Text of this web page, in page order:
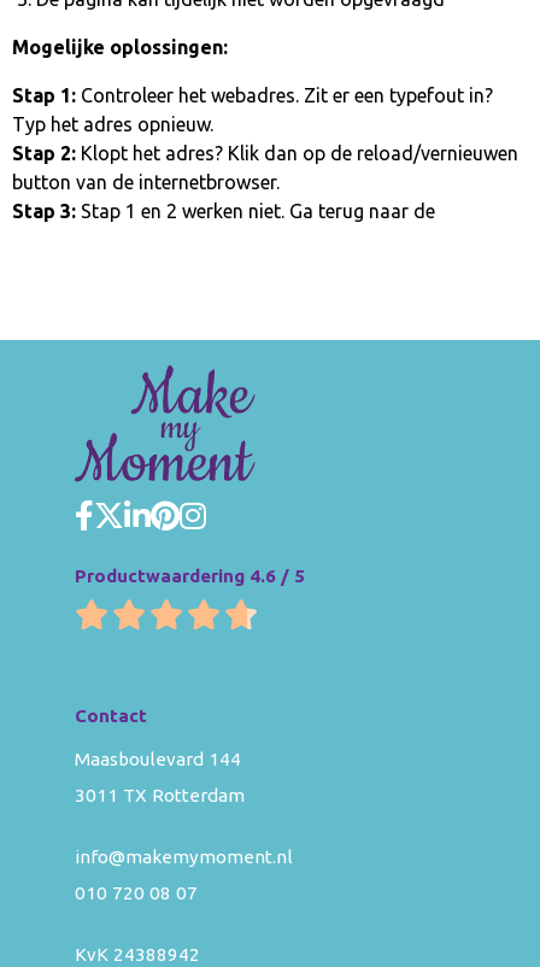
Mogelijke oplossingen:
Stap 1: Controleer het webadres. Zit er een typefout in?
Typ het adres opnieuw.
Stap 2: Klopt het adres? Klik dan op de reload/vernieuwen
button van de internetbrowser.
Stap 3: Stap 1 en 2 werken niet. Ga terug naar de
Productwaardering 4.6 / 5
Contact
Maasboulevard 144
3011 TX Rotterdam
info@makemymoment.nl
010 720 08 07
KvK 24388942